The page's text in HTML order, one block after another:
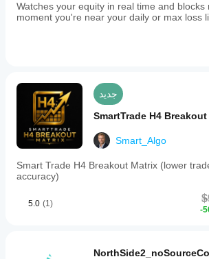
Watches your equity in real time and blocks
moment you're near your daily or max loss
جديد
SmartTrade H4
Smart_Algo
Smart Trade H4 Breakout Matrix (lower
accuracy)
5.0 (1)
-